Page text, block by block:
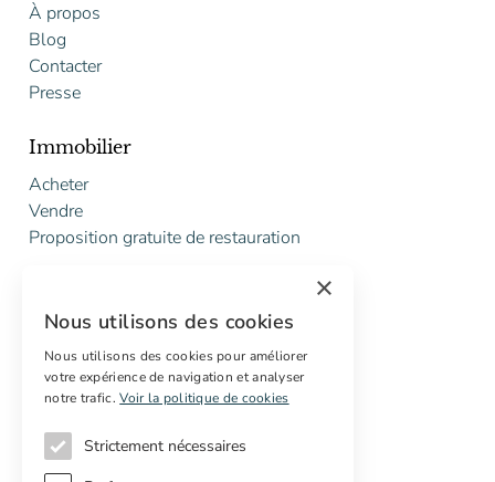
À propos
Blog
Contacter
Presse
Immobilier
Acheter
Vendre
Proposition gratuite de restauration
Marketing digital
Acheteurs internationaux
Propriétés off-market
×
Nous utilisons des cookies
Nous utilisons des cookies pour améliorer
votre expérience de navigation et analyser
notre trafic. Voir la politique de cookies
Strictement nécessaires